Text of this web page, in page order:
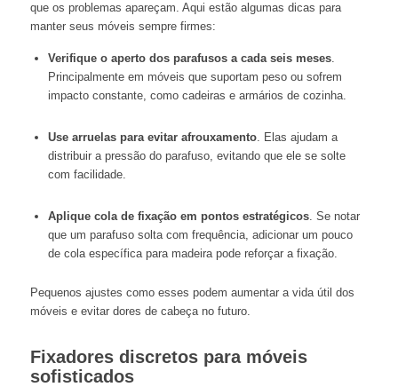
que os problemas apareçam. Aqui estão algumas dicas para
manter seus móveis sempre firmes:
Verifique o aperto dos parafusos a cada seis meses.
Principalmente em móveis que suportam peso ou sofrem
impacto constante, como cadeiras e armários de cozinha.
Use arruelas para evitar afrouxamento. Elas ajudam a
distribuir a pressão do parafuso, evitando que ele se solte
com facilidade.
Aplique cola de fixação em pontos estratégicos. Se notar
que um parafuso solta com frequência, adicionar um pouco
de cola específica para madeira pode reforçar a fixação.
Pequenos ajustes como esses podem aumentar a vida útil dos
móveis e evitar dores de cabeça no futuro.
Fixadores discretos para móveis
sofisticados